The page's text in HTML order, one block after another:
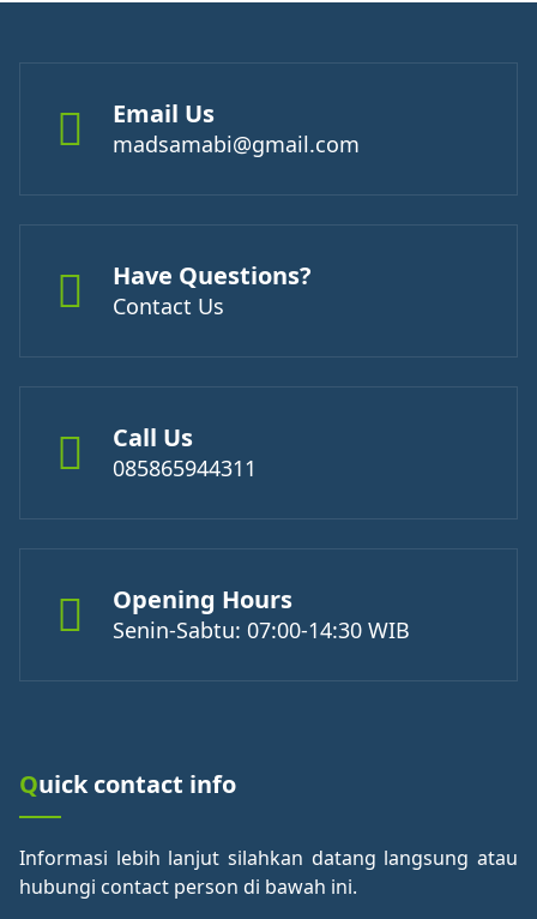
Email Us
madsamabi@gmail.com
Have Questions?
Contact Us
Call Us
085865944311
Opening Hours
Senin-Sabtu: 07:00-14:30 WIB
Quick contact info
Informasi lebih lanjut silahkan datang langsung atau
hubungi contact person di bawah ini.